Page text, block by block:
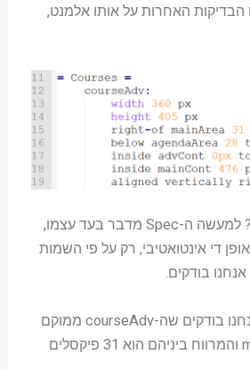
הבדיקות האחרות על אותו אלמנט,
מה אנחנו רואים כאן? למעשה ה-Spec מדבר בעד עצמו,
די אינטואטיבי, רק על פי השמות
בודקים.
למשל, בשורה 15, אנחנו בודקים שה-courseAdv ממוקם
מצד ימין ל-mainArea והמרווח ביניהם הוא 31 פיקסלים